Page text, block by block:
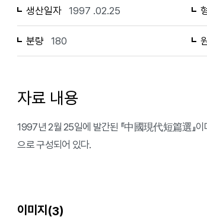
생산일자 1997 .02.25
분량 180
자료 내용
1997년 2월 25일에 발간된 『中國現代短篇選』
으로 구성되어 있다.
이미지(3)